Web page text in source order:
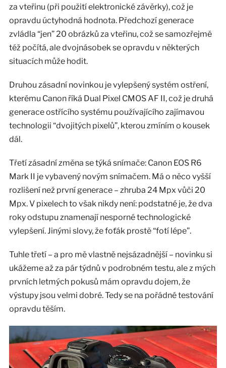
za vteřinu (při použití elektronické závěrky), což je
opravdu úctyhodná hodnota. Předchozí generace
zvládla “jen” 20 obrázků za vteřinu, což se samozřejmě
též počítá, ale dvojnásobek se opravdu v některých
situacích může hodit.
Druhou zásadní novinkou je vylepšený systém ostření,
kterému Canon říká Dual Pixel CMOS AF II, což je druhá
generace ostřícího systému používajícího zajímavou
technologii “dvojitých pixelů”, kterou zmíním o kousek
dál.
Třetí zásadní změna se týká snímače: Canon EOS R6
Mark II je vybavený novým snímačem. Má o něco vyšší
rozlišení než první generace – zhruba 24 Mpx vůči 20
Mpx. V pixelech to však nikdy není: podstatné je, že dva
roky odstupu znamenají nesporné technologické
vylepšení. Jinými slovy, že foťák prostě “fotí lépe”.
Tuhle třetí – a pro mě vlastně nejsázadnější – novinku si
ukážeme až za pár týdnů v podrobném testu, ale z mých
prvních letmých pokusů mám opravdu dojem, že
výstupy jsou velmi dobré. Tedy se na pořádné testování
opravdu těším.